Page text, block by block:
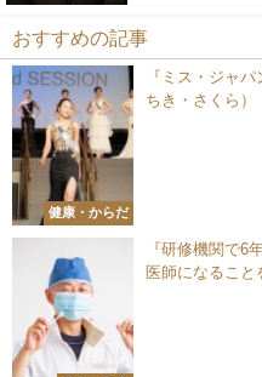
おすすめの記事
健康・からだ
『ミス・ジャ
ちき・さくら
『研修機関で6
医師になること